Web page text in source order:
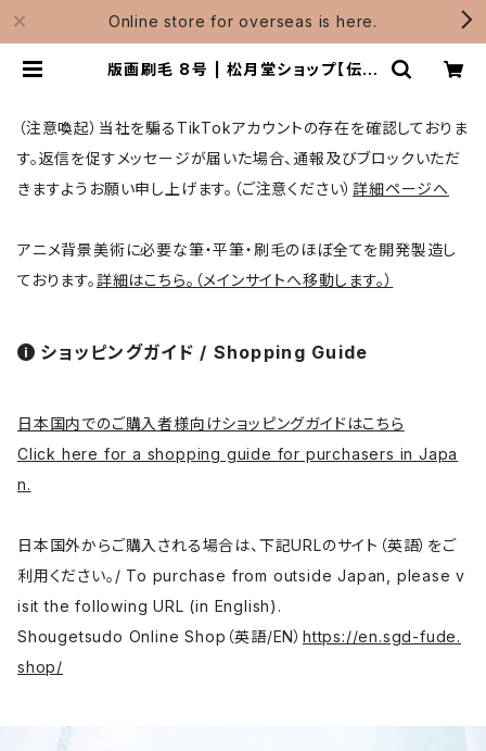
Online store for overseas is here.
版画刷毛 8号 | 松月堂ショップ【伝統
（注意喚起）当社を騙るTikTokアカウントの存在を確認しておりま
す。返信を促すメッセージが届いた場合、通報及びブロックいただ
きますようお願い申し上げます。（ご注意ください）詳細ページへ
アニメ背景美術に必要な筆・平筆・刷毛のほぼ全てを開発製造し
ております。詳細はこちら。（メインサイトへ移動します。）
ショッピングガイド / Shopping Guide
日本国内でのご購入者様向けショッピングガイドはこちら
Click here for a shopping guide for purchasers in Japa
n.
日本国外からご購入される場合は、下記URLのサイト（英語）をご
利用ください。/ To purchase from outside Japan, please v
isit the following URL (in English).
Shougetsudo Online Shop（英語/EN）https://en.sgd-fude.
shop/